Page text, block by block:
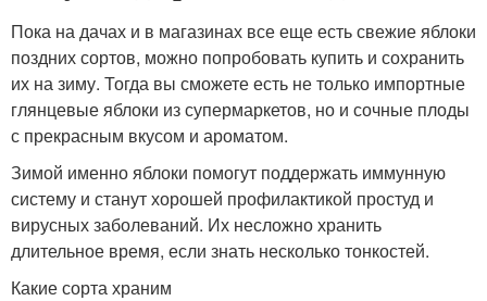
Пока на дачах и в магазинах все еще есть свежие яблоки
поздних сортов, можно попробовать купить и сохранить
их на зиму. Тогда вы сможете есть не только импортные
глянцевые яблоки из супермаркетов, но и сочные плоды
с прекрасным вкусом и ароматом.
Зимой именно яблоки помогут поддержать иммунную
систему и станут хорошей профилактикой простуд и
вирусных заболеваний. Их несложно хранить
длительное время, если знать несколько тонкостей.
Какие сорта храним